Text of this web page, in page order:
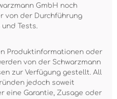
GmbH noch
von der Durchführung
Tests.
Produktinformationen oder
von der Schwarzmann
zur Verfügung gestellt. All
jedoch soweit
eine Garantie, Zusage oder